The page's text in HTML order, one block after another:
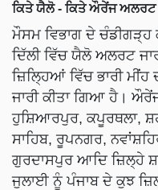
ਕਿਤੇ ਯੈਲੋ - ਕਿਤੇ ਔਰੇਂਜ ਅਲਰਟ
ਮੌਸਮ ਵਿਭਾਗ ਦੇ
ਦਿੱਲੀ ਵਿੱਚ ਯੈਲੋ ਅਲਰਟ
ਜ਼ਿਲ੍ਹਿਆਂ ਵਿੱਚ ਭਾਰੀ
ਜਾਰੀ ਕੀਤਾ ਗਿਆ ਹੈ।
ਹੁਸ਼ਿਆਰਪੁਰ, ਕਪੂਰਥਲਾ,
ਸਾਹਿਬ, ਰੂਪਨਗਰ,
ਗੁਰਦਾਸਪੁਰ ਆਦਿ ਜ਼ਿਲ੍ਹੇ
ਜੁਲਾਈ ਨੂੰ ਪੰਜਾਬ ਦੇ ਕੁਝ